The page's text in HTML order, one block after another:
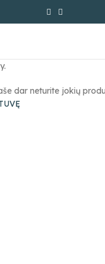
dar neturite jokių